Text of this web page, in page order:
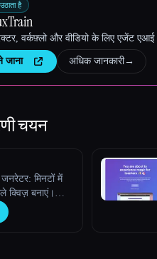
है
वर्कफ़्लो और वीडियो के लिए एजेंट एआई
जाना अधिक जानकारी→
चयन
मिनटों में
क्विज़ बनाएं।
परिणामों को
वैयक्तिकृत और